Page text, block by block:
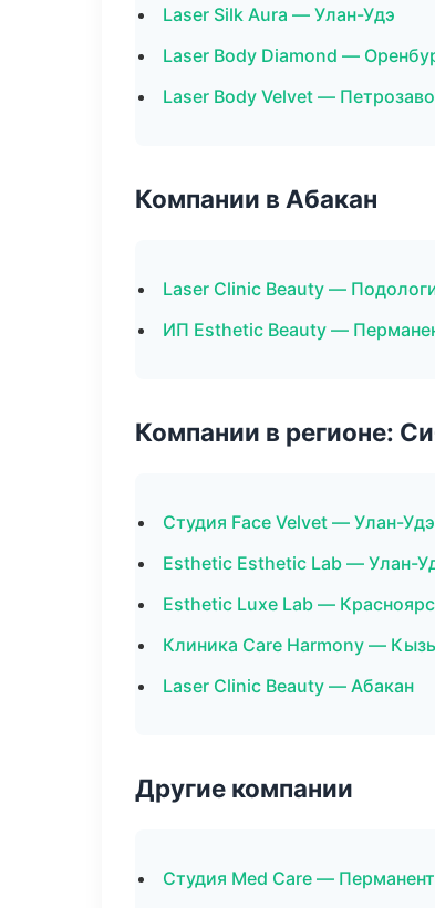
Laser Silk Aura — Улан-Удэ
Laser Body Diamond —
Laser Body Velvet —
Компании в Абакан
Laser Clinic Beauty —
ИП Esthetic Beauty —
Компании в регионе:
Студия Face Velvet — Улан-Удэ
Esthetic Esthetic Lab — Улан-
Esthetic Luxe Lab —
Клиника Care Harmony —
Laser Clinic Beauty — Абакан
Другие компании
Студия Med Care —